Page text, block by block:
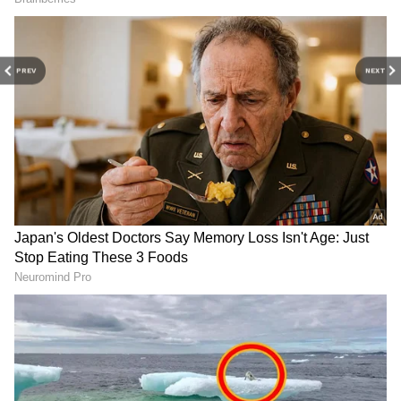
PREV NEXT
பிரதமர் நரேந்திர மோடி இன்று
பதிலளித்துள்ளார், "நீங்கள் விரும்புவதை
எப்போதும் பெற முடியாது", ஆனால்
இந்தியா தேடுபவர்களால் நிறைந்த ஒரு
நிலம், அனைவருக்கும் ஆறுதலையும்
'திருப்தியையும்' வழங்குகிறது. இங்குள்ள
கலாச்சாரம் மற்றும் மக்களுக்கு மத்தியில்
நீங்கள் மகிழ்ச்சியாக இருப்பதை அறிந்து
மகிழ்ச்சி அடைகிறேன். தொடர்ந்து
இந்தியாவுக்கு வாருங்கள்..." என்று
பதிவிட்டுள்ளார்.
RECOMMENDED STORIES
LPG Price Hike: சிலிண்டர்
விலை ரூ.18 உயரப்
போகுதா?
சாமானியர்களுக்கு
அடுத்த ஷாக்!
OYO Rules : கல்யாணம்
ஆகாத ஜோடி OYO ரூமில்
தங்குவது குற்றமா? சட்டம்
என்ன சொல்கிறது?